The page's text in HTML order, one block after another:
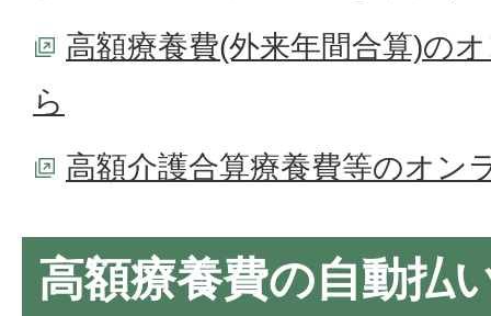
高額療養費(外来年間合算)の
ら
高額介護合算療養費等のオン
高額療養費の自動払